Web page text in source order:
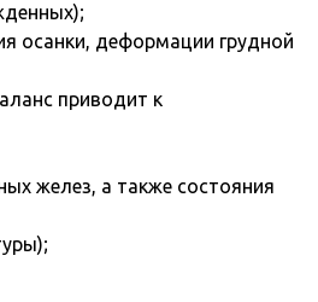
осанки, деформации грудной
приводит к
желез, а также состояния